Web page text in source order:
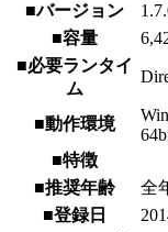
■バージョン
■容量
■必要ランタイ
ム
■動作環境
■特徴
■推奨年齢
全
■登録日